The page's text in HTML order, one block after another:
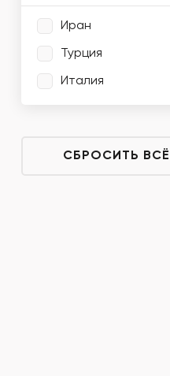
Иран
Турция
Италия
СБРОСИТЬ ВСЁ